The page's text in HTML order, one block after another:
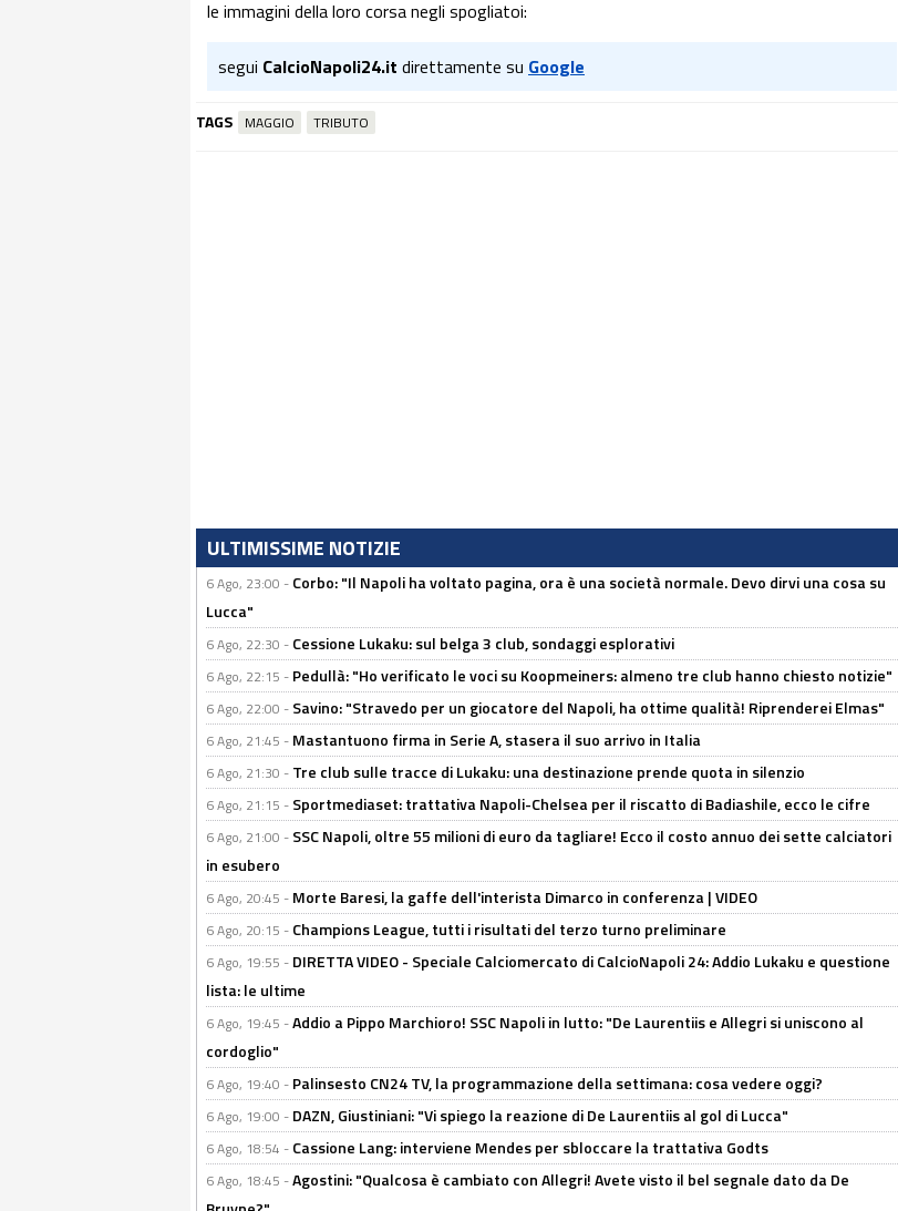
le immagini della loro corsa negli spogliatoi:
segui CalcioNapoli24.it direttamente su Google
TAGS MAGGIO TRIBUTO
ULTIMISSIME NOTIZIE
6 Ago, 23:00 - Corbo: "Il Napoli ha voltato pagina, ora è una società normale. Devo dirvi una cosa su
Lucca"
6 Ago, 22:30 - Cessione Lukaku: sul belga 3 club, sondaggi esplorativi
6 Ago, 22:15 - Pedullà: "Ho verificato le voci su Koopmeiners: almeno tre club hanno chiesto notizie"
6 Ago, 22:00 - Savino: "Stravedo per un giocatore del Napoli, ha ottime qualità! Riprenderei Elmas"
6 Ago, 21:45 - Mastantuono firma in Serie A, stasera il suo arrivo in Italia
6 Ago, 21:30 - Tre club sulle tracce di Lukaku: una destinazione prende quota in silenzio
6 Ago, 21:15 - Sportmediaset: trattativa Napoli-Chelsea per il riscatto di Badiashile, ecco le cifre
6 Ago, 21:00 - SSC Napoli, oltre 55 milioni di euro da tagliare! Ecco il costo annuo dei sette calciatori
in esubero
6 Ago, 20:45 - Morte Baresi, la gaffe dell'interista Dimarco in conferenza | VIDEO
6 Ago, 20:15 - Champions League, tutti i risultati del terzo turno preliminare
6 Ago, 19:55 - DIRETTA VIDEO - Speciale Calciomercato di CalcioNapoli 24: Addio Lukaku e questione
lista: le ultime
6 Ago, 19:45 -Addio a Pippo Marchioro! SSC Napoli in lutto: "De Laurentiis e Allegri si uniscono al
cordoglio"
6 Ago, 19:40 - Palinsesto CN24 TV, la programmazione della settimana: cosa vedere oggi?
6 Ago, 19:00 - DAZN, Giustiniani: "Vi spiego la reazione di De Laurentiis al gol di Lucca"
6 Ago, 18:54 - Cassione Lang: interviene Mendes per sbloccare la trattativa Godts
6 Ago, 18:45 -Agostini: "Qualcosa è cambiato con Allegri! Avete visto il bel segnale dato da De